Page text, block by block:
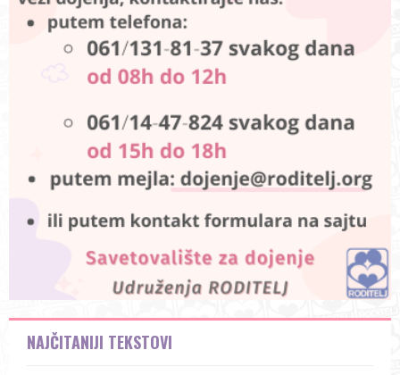
NAJČITANIJI TEKSTOVI